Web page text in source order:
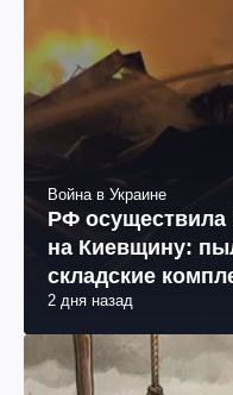
Война в Украине
РФ осуществила
на Киевщину:
складские
раненых (фото,
2 дня назад